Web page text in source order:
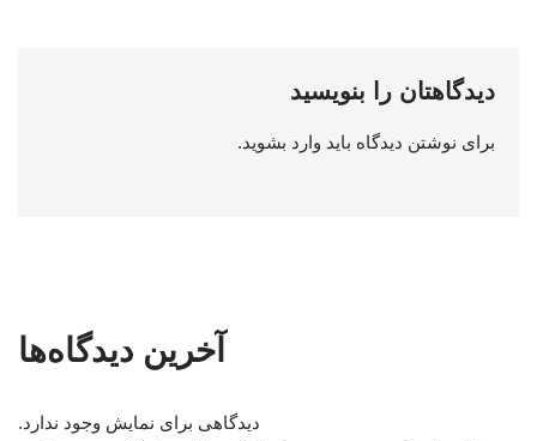
دیدگاهتان را بنویسید
برای نوشتن دیدگاه باید وارد بشوید.
آخرین دیدگاه‌ها
دیدگاهی برای نمایش وجود ندارد.